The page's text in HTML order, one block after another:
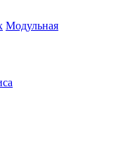
Модульная